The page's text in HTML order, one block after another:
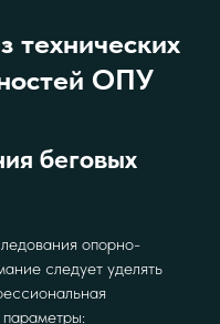
технических
ОПУ
беговых
опорно-
следует уделять